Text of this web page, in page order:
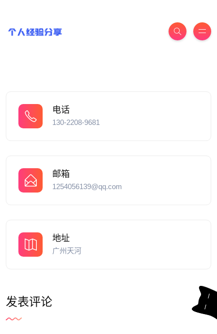
电话
130-2208-9681
邮箱
1254056139@qq.com
地址
广州天河
发表评论